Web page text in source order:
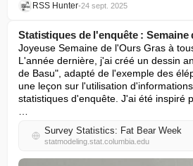
RSS Hunter•24 sept. 2025
Statistiques de l'enquête : Semaine
Joyeuse Semaine de l'Ours Gras à
L'année dernière, j'ai créé un dessin
de Basu", adapté de l'exemple des
une leçon sur l'utilisation
statistiques d'enquête. J'ai été inspiré
Survey Statistics: Fat Bear Week
statmodeling.stat.columbia.edu